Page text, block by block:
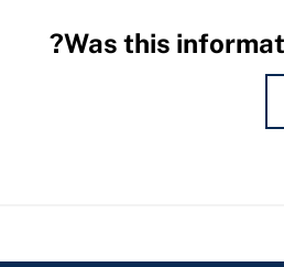
Was this